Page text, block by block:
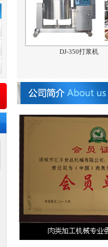
DJ-350打浆机